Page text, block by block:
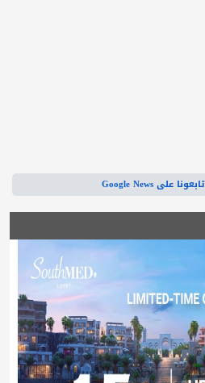
تابعونا على Google News